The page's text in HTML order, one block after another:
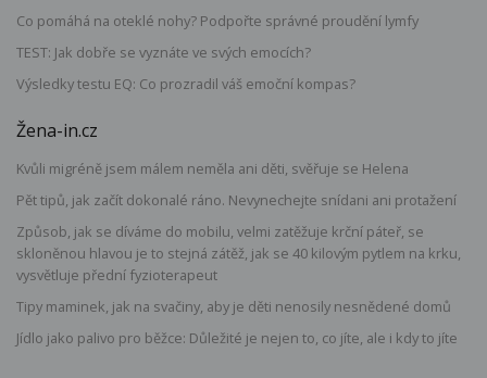
Co pomáhá na oteklé nohy? Podpořte správné proudění lymfy
TEST: Jak dobře se vyznáte ve svých emocích?
Výsledky testu EQ: Co prozradil váš emoční kompas?
Žena-in.cz
Kvůli migréně jsem málem neměla ani děti, svěřuje se Helena
Pět tipů, jak začít dokonalé ráno. Nevynechejte snídani ani protažení
Způsob, jak se díváme do mobilu, velmi zatěžuje krční páteř, se
skloněnou hlavou je to stejná zátěž, jak se 40 kilovým pytlem na krku,
vysvětluje přední fyzioterapeut
Tipy maminek, jak na svačiny, aby je děti nenosily nesnědené domů
Jídlo jako palivo pro běžce: Důležité je nejen to, co jíte, ale i kdy to jíte